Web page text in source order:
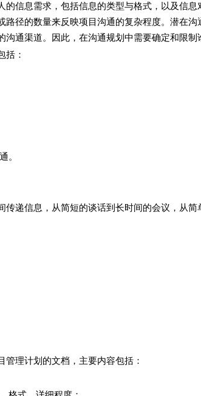
息需求，包括信息的类型与格式，以及信息
径的数量来反映项目沟通的复杂程度。潜在沟
通渠道。因此，在沟通规划中需要确定和限制
：
。
信息，从简短的谈话到长时间的会议，从简
理计划的文档，主要内容包括：